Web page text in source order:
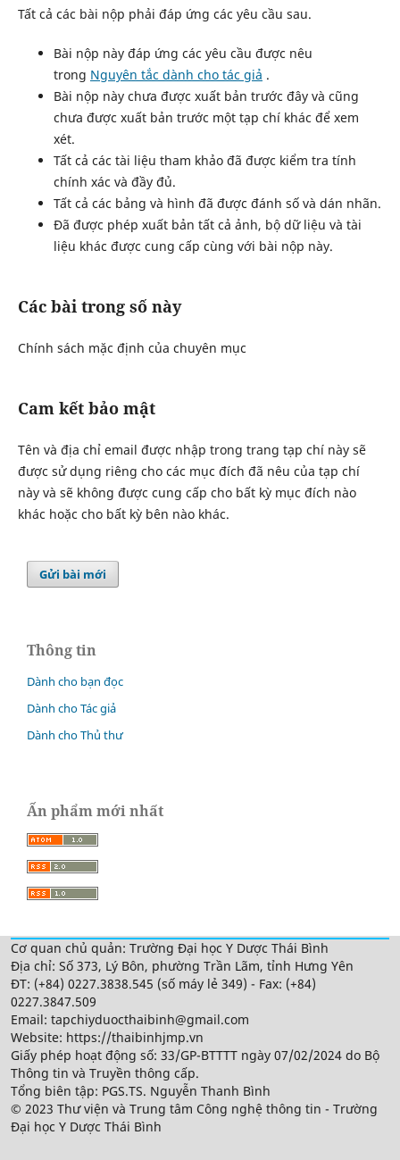
Tất cả các bài nộp phải đáp ứng các yêu cầu sau.
Bài nộp này đáp ứng các yêu cầu được nêu
trong Nguyên tắc dành cho tác giả .
Bài nộp này chưa được xuất bản trước đây và cũng
chưa được xuất bản trước một tạp chí khác để xem
xét.
Tất cả các tài liệu tham khảo đã được kiểm tra tính
chính xác và đầy đủ.
Tất cả các bảng và hình đã được đánh số và dán nhãn.
Đã được phép xuất bản tất cả ảnh, bộ dữ liệu và tài
liệu khác được cung cấp cùng với bài nộp này.
Các bài trong số này
Chính sách mặc định của chuyên mục
Cam kết bảo mật
Tên và địa chỉ email được nhập trong trang tạp chí này sẽ
được sử dụng riêng cho các mục đích đã nêu của tạp chí
này và sẽ không được cung cấp cho bất kỳ mục đích nào
khác hoặc cho bất kỳ bên nào khác.
Gửi bài mới
Thông tin
Dành cho bạn đọc
Dành cho Tác giả
Dành cho Thủ thư
Ấn phẩm mới nhất
Cơ quan chủ quản: Trường Đại học Y Dược Thái Bình
Địa chỉ: Số 373, Lý Bôn, phường Trần Lãm, tỉnh Hưng Yên
ĐT: (+84) 0227.3838.545 (số máy lẻ 349) - Fax: (+84)
0227.3847.509
Email: tapchiyduocthaibinh@gmail.com
Website: https://thaibinhjmp.vn
Giấy phép hoạt động số: 33/GP-BTTTT ngày 07/02/2024 do Bộ
Thông tin và Truyền thông cấp.
Tổng biên tập: PGS.TS. Nguyễn Thanh Bình
© 2023 Thư viện và Trung tâm Công nghệ thông tin - Trường
Đại học Y Dược Thái Bình